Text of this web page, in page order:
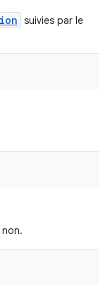
suivies par le